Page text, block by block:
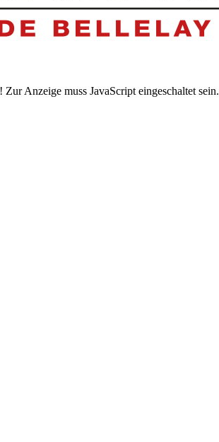
Anzeige muss JavaScript eingeschaltet sein.